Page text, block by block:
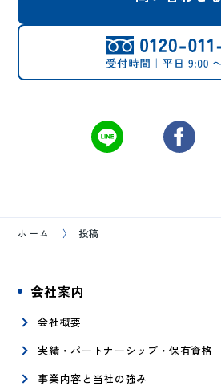
ホーム 投稿
会社案内
会社概要
実績・パートナーシップ・保有資格
事業内容と当社の強み